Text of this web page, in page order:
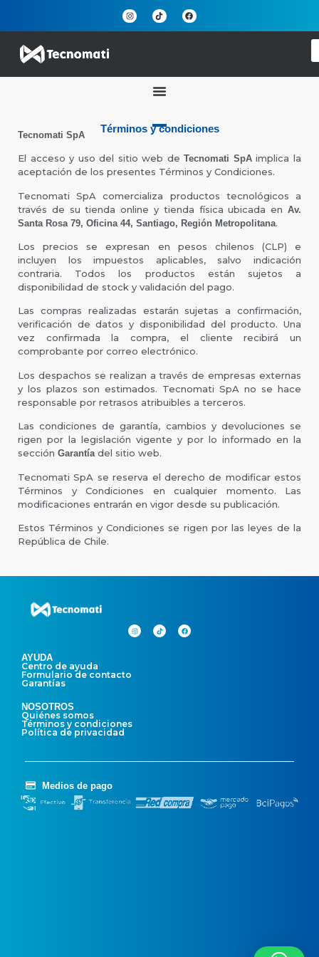
Términos y condiciones
Tecnomati SpA
El acceso y uso del sitio web deTecnomati SpAimplica la
aceptación de los presentes Términos y Condiciones.
Tecnomati SpA comercializa productos tecnológicos a
través de su tienda online y tienda física ubicada en Av.
Santa Rosa 79, Oficina 44, Santiago, Región Metropolitana.
Los precios se expresan en pesos chilenos (CLP) e
incluyen los impuestos aplicables, salvo indicación
contraria. Todos los productos están sujetos a
disponibilidad de stock y validación del pago.
Las compras realizadas estarán sujetas a confirmación,
verificación de datos y disponibilidad del producto. Una
vez confirmada la compra, el cliente recibirá un
comprobante por correo electrónico.
Los despachos se realizan a través de empresas externas
y los plazos son estimados. Tecnomati SpA no se hace
responsable por retrasos atribuibles a terceros.
Las condiciones de garantía, cambios y devoluciones se
rigen por la legislación vigente y por lo informado en la
sección Garantíadel sitio web.
Tecnomati SpA se reserva el derecho de modificar estos
Términos y Condiciones en cualquier momento. Las
modificaciones entrarán en vigor desde su publicación.
Estos Términos y Condiciones se rigen por las leyes de la
República de Chile.
AYUDA
Centro de ayuda
Formulario de contacto
Garantías
NOSOTROS
Quiénes somos
Términos y condiciones
Política de privacidad
Medios de pago